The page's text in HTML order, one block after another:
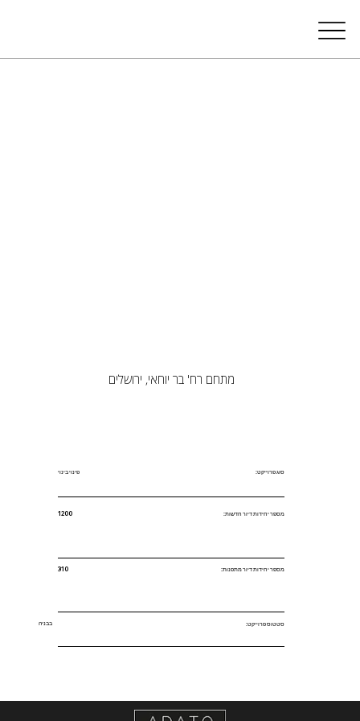
מתחם רח' בר יוחאי, ירושלים
פינוי בינוי
310
1200
בבניה
מספר יחידות דיור מתפנות:
מספר יחידות דיור חדשות:
סוג פרוייקט:
סטטוס פרוייקט: